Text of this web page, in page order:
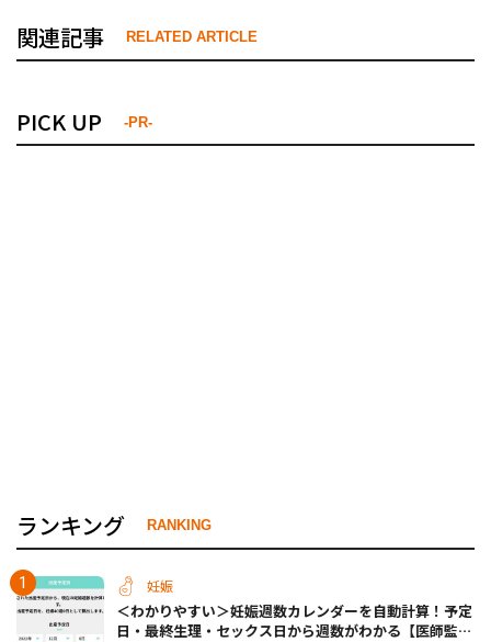
関連記事 RELATED ARTICLE
PICK UP -PR-
ランキング RANKING
妊娠
＜わかりやすい＞妊娠週数カレンダーを自動計算！予定
日・最終生理・セックス日から週数がわかる【医師監